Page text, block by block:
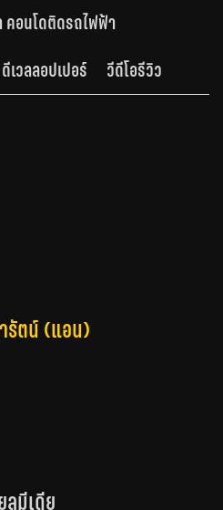
คอนโดติดรถไฟฟ้า
ดีเวลลอปเปอร์ วีดีโอรีวิว
ตน์ (แอน)
มีเดีย